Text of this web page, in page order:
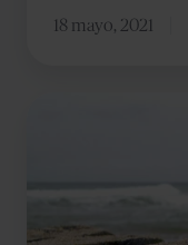
18 mayo, 2021
pérdida